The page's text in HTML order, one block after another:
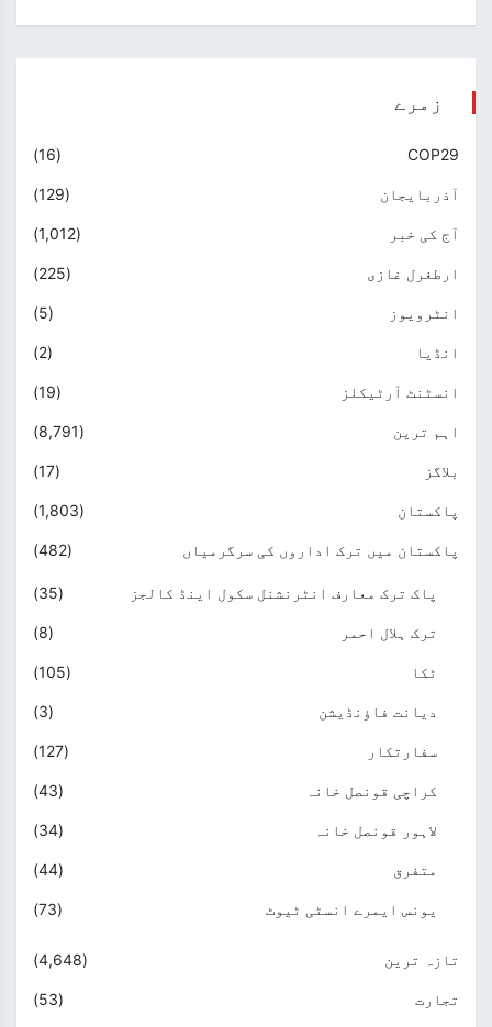
زمرے
COP29
(16)
آذربایجان (129)
آج کی خبر (1,012)
ارطغرل غازی (225)
انٹرویوز (5)
انڈیا (2)
انسٹنٹ آرٹیکلز (19)
اہم ترین (8,791)
بلاگز (17)
پاکستان (1,803)
پاکستان میں ترک اداروں کی سرگرمیاں (482)
پاک ترک معارف انٹرنشنل سکول اینڈ کالجز (35)
ترک ہلال احمر (8)
ٹکا (105)
دیانت فاؤنڈیشن (3)
سفارتکار (127)
کراچی قونصل خانہ (43)
لاہور قونصل خانہ (34)
متفرق (44)
یونس ایمرے انسٹی ٹیوٹ (73)
تازہ ترین (4,648)
تجارت (53)